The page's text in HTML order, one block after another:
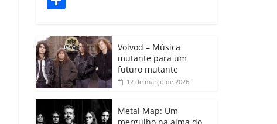
e
b
o
o
k
er
A
p
p
dI
n
e
a
m
p
ar
til
h
Voivod – Música
mutante para um
futuro mutante
12 de março de 2026
Metal Map: Um